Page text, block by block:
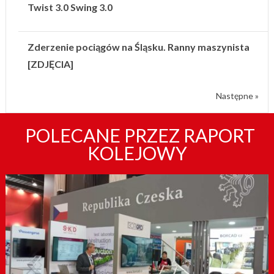
Twist 3.0 Swing 3.0
Zderzenie pociągów na Śląsku. Ranny maszynista
[ZDJĘCIA]
Następne »
POLECANE PRZEZ RAPORT
KOLEJOWY